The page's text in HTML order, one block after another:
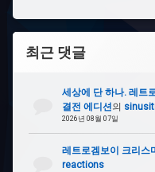
최근 댓글
세상에 단 하나. 레트
결전 에디션의
2026년 08월 07일
레트로겜보이 크리스
reactions